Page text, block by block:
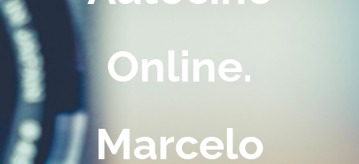
Online.
Marcelo